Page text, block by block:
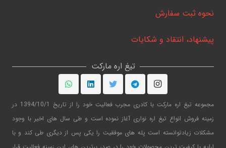
نحوه ثبت سفارش
پیشنهاد، انتقاد و شکایات
تیغ اره مارکت
مجموعه تیغ اره مارکت با کادری مجرب فعالیت خود را از تاریخ 1394/10/1 در
زمینه فروش انواع تیغ اره نواری آغاز نموده است و طی سال های اخیر با وجود
مشکلات زیادتوانسته است پله های موفقیت را یکی پس از دیگری طی کند و با